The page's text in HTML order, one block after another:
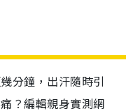
分鐘，出汗隨時引
？編輯親身實測網